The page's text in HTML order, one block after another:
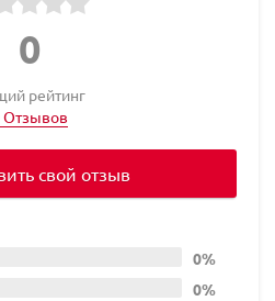
0
рейтинг
Отзывов
0%
0%
свой отзыв